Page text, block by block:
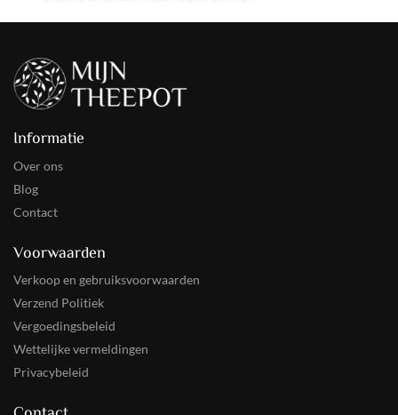
Informatie
Over ons
Blog
Contact
Voorwaarden
Verkoop en gebruiksvoorwaarden
Verzend Politiek
Vergoedingsbeleid
Wettelijke vermeldingen
Privacybeleid
Contact